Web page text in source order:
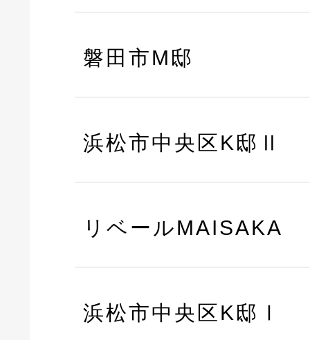
磐田市M邸
浜松市中央区K邸Ⅱ
リベールMAISAKA
浜松市中央区K邸Ⅰ